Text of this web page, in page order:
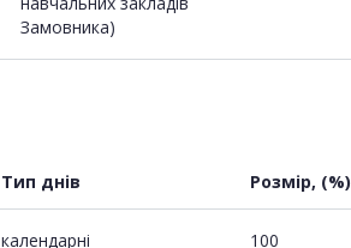
Замовника)
Тип днів Розмір, (%)
календарні 100